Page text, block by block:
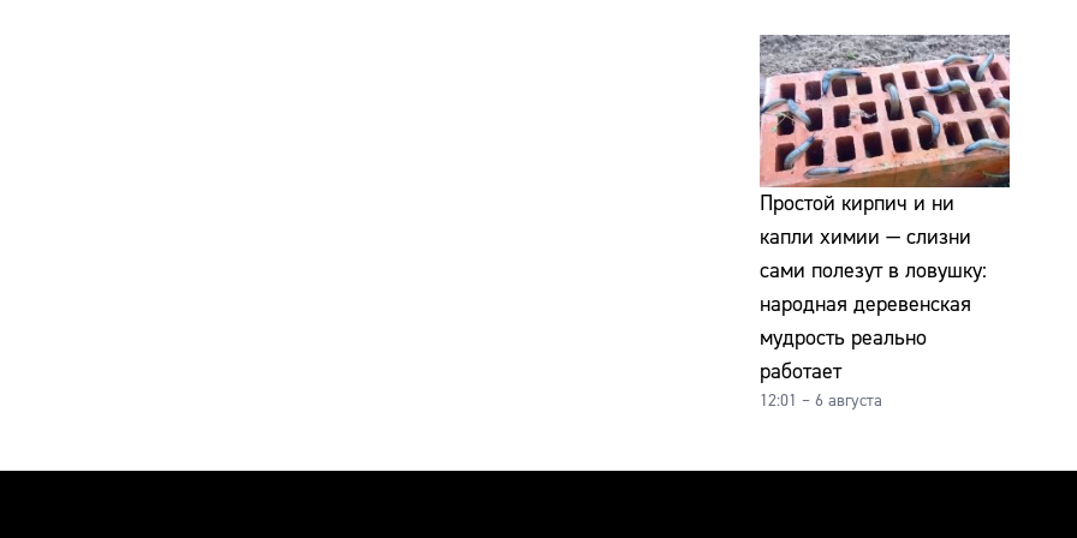
Простой кирпич и ни
капли химии — слизни
сами полезут в ловушку:
народная деревенская
мудрость реально
работает
12:01 – 6 августа